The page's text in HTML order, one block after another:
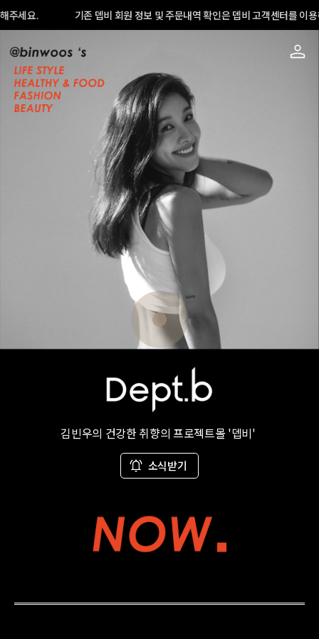
주세요. 기존 뎁비 회원 정보 및 주문내역 확인은 뎁비 고객센터를 이용
김빈우의 건강한 취향의 프로젝트몰 '뎁비'
소식받기